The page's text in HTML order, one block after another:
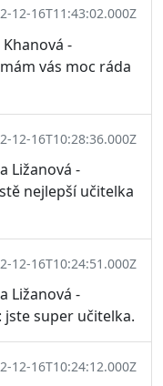
12-16T11:43:02.000Z
-
vás moc ráda
12-16T10:28:36.000Z
Ližanová -
nejlepší učitelka
12-16T10:24:51.000Z
Ližanová -
super učitelka.
12-16T10:24:12.000Z